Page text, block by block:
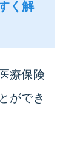
く解
療保険
ができ